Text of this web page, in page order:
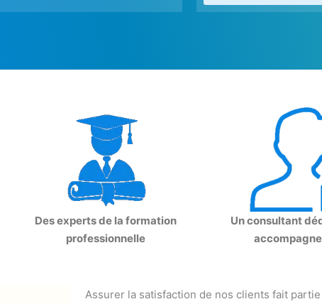
Des experts de la formation
professionnelle
Un consultant
Assurer la satisfaction de nos clients fait